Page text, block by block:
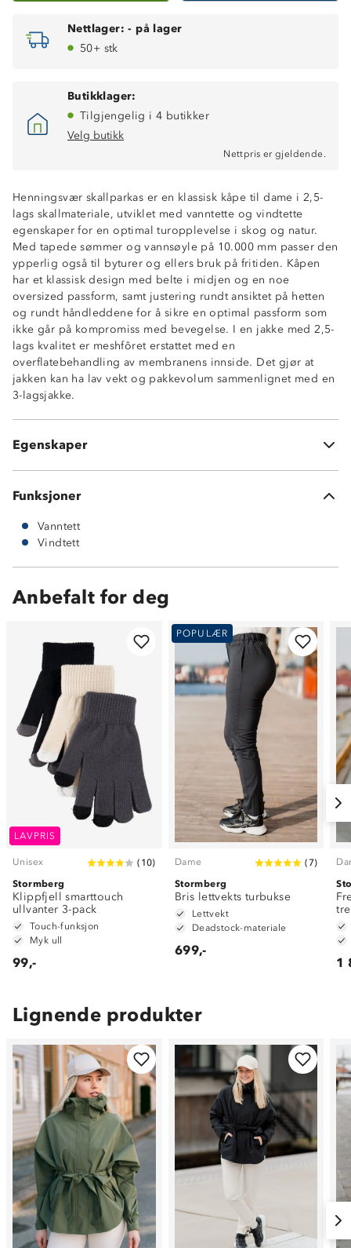
Nettlager: - på lager
50+ stk
Butikklager:
Tilgjengelig i 4 butikker
Velg butikk
Nettpris er gjeldende.
Henningsvær skallparkas er en klassisk kåpe til dame i 2,5-
lags skallmateriale, utviklet med vanntette og vindtette
egenskaper for en optimal turopplevelse i skog og natur.
Med tapede sømmer og vannsøyle på 10.000 mm passer den
ypperlig også til byturer og ellers bruk på fritiden. Kåpen
har et klassisk design med belte i midjen og en noe
oversized passform, samt justering rundt ansiktet på hetten
og rundt håndleddene for å sikre en optimal passform som
ikke går på kompromiss med bevegelse. I en jakke med 2,5-
lags kvalitet er meshfôret erstattet med en
overflatebehandling av membranens innside. Det gjør at
jakken kan ha lav vekt og pakkevolum sammenlignet med en
3-lagsjakke.
Egenskaper
Vanntett (10 000 mm vannsøyle)
Vindtett
Tapede sømmer
2,5-lags skall
2 sidelommer
Oversized passform
Borrelåsstramming på ermer
Funksjoner
Vanntett
Vindtett
Anbefalt for deg
LAVPRIS
Unisex ( 10)
Stormberg
Klippfjell smarttouch
ullvanter 3-pack
Touch-funksjon
Myk ull
99,-
POPULÆR
Dame (7)
Stormberg
Bris lettvekts turbukse
Lettvekt
Deadstock-materiale
699,-
1
Lignende produkter